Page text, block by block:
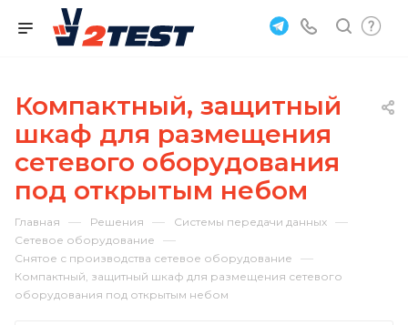
Компактный, защитный
шкаф для размещения
сетевого оборудования
под открытым небом
Главная — Решения — Системы передачи данных —
Сетевое оборудование —
Снятое с производства сетевое оборудование —
Компактный, защитный шкаф для размещения сетевого
оборудования под открытым небом